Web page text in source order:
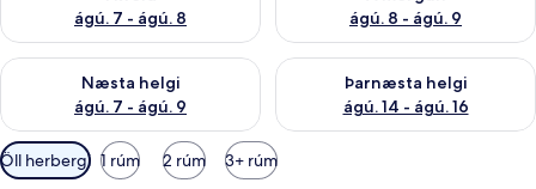
ágú. 7 - ágú. 8
ágú. 8 - ágú. 9
Næsta helgi
ágú. 7 - ágú. 9
Athuga framboð næstu helgi ágú. 7 - ágú. 9
Þarnæsta helgi
ágú. 14 - ágú. 16
Athuga framboð þarnæstu
Síur
í
Öll herbergi 1 rúm 2 rúm 3+ rúm